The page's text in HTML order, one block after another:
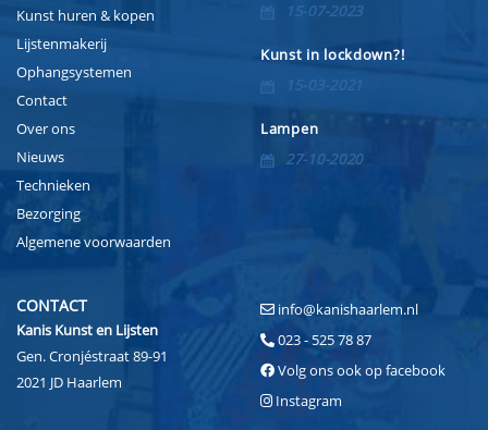
Kunst huren & kopen
Lijstenmakerij
Ophangsystemen
Contact
Over ons
Nieuws
Technieken
Bezorging
Algemene voorwaarden
15-07-2023
Kunst in lockdown?!
15-03-2021
Lampen
27-10-2020
CONTACT
Kanis Kunst en Lijsten
Gen. Cronjéstraat 89-91
2021 JD Haarlem
info@kanishaarlem.nl
023 - 525 78 87
Volg ons ook op facebook
Instagram